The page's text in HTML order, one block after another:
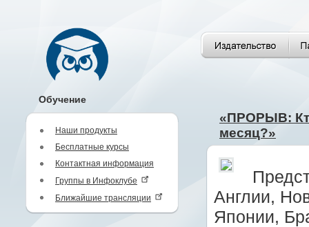
Обучение
Наши продукты
Бесплатные курсы
Контактная информация
Группы в Инфоклубе
Ближайшие трансляции
«ПРОРЫВ:
месяц?»
Англии,
Японии,